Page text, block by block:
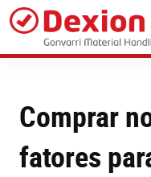
Skip
main
content
Comprar
fatores